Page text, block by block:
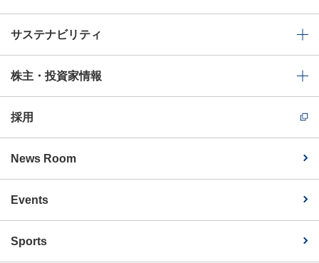
サステナビリティ
株主・投資家情報
採用
News Room
Events
Sports